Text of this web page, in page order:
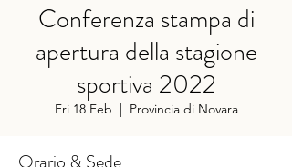
Conferenza stampa di
apertura della stagione
sportiva 2022
Fri 18 Feb
  |
Provincia di Novara